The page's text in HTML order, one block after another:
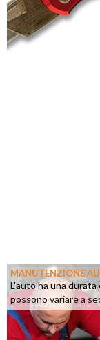
MANUTENZIONE
L'auto ha una
possono variare a